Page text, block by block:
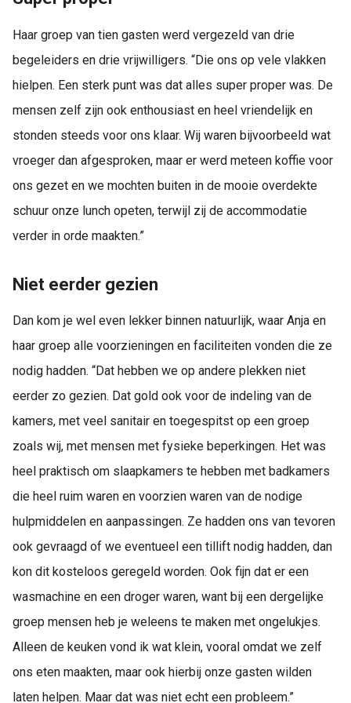
Haar groep van tien gasten werd vergezeld van drie
begeleiders en drie vrijwilligers. “Die ons op vele vlakken
hielpen. Een sterk punt was dat alles super proper was. De
mensen zelf zijn ook enthousiast en heel vriendelijk en
stonden steeds voor ons klaar. Wij waren bijvoorbeeld wat
vroeger dan afgesproken, maar er werd meteen koffie voor
ons gezet en we mochten buiten in de mooie overdekte
schuur onze lunch opeten, terwijl zij de accommodatie
verder in orde maakten.”
Niet eerder gezien
Dan kom je wel even lekker binnen natuurlijk, waar Anja en
haar groep alle voorzieningen en faciliteiten vonden die ze
nodig hadden. “Dat hebben we op andere plekken niet
eerder zo gezien. Dat gold ook voor de indeling van de
kamers, met veel sanitair en toegespitst op een groep
zoals wij, met mensen met fysieke beperkingen. Het was
heel praktisch om slaapkamers te hebben met badkamers
die heel ruim waren en voorzien waren van de nodige
hulpmiddelen en aanpassingen. Ze hadden ons van tevoren
ook gevraagd of we eventueel een tillift nodig hadden, dan
kon dit kosteloos geregeld worden. Ook fijn dat er een
wasmachine en een droger waren, want bij een dergelijke
groep mensen heb je weleens te maken met ongelukjes.
Alleen de keuken vond ik wat klein, vooral omdat we zelf
ons eten maakten, maar ook hierbij onze gasten wilden
laten helpen. Maar dat was niet echt een probleem.”